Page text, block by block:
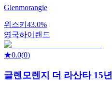
Glenmorangie
위스키 43.0%
영국하이랜드
★0.0(0)
글렌모렌지 더 라산타 15년